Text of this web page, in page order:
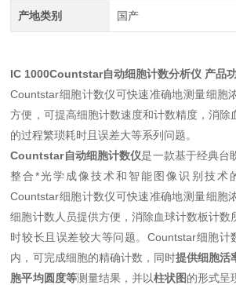
产地类别 国产
IC 1000Countstar自动细胞计数分析仪 产品
Countstar细胞计数仪可快速准确地测量细胞
方便，可提高细胞计数速度和计数精度，消除
的过程繁琐耗时且误差大等系列问题。
Countstar自动细胞计数仪是一款基于经典台
整合*光学成像技术和智能图像识别技术
Countstar细胞计数仪可快速准确地测量细胞
细胞计数人员提供方便，消除血球计数板计数
时较长且误差较大等问题。Countstar细胞计
内，可完成细胞的精确计数，同时提供细胞活
胞平均圆度等测量结果，并以柱状图的形式呈